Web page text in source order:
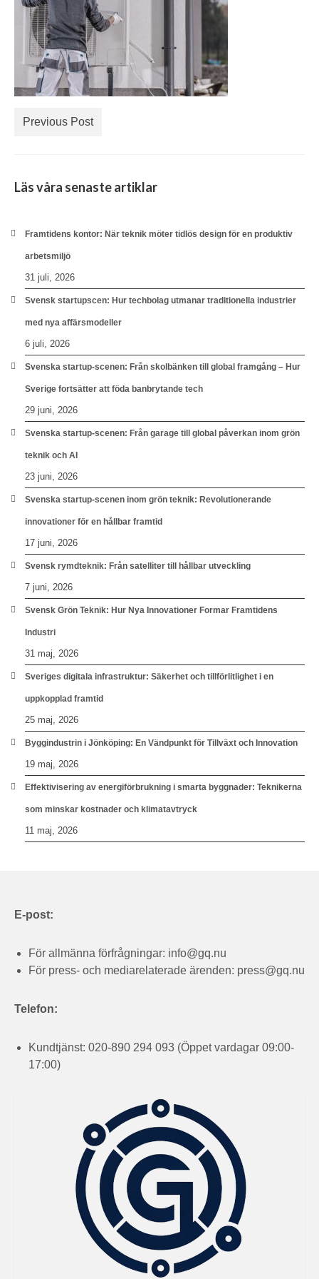
Previous Post
Läs våra senaste artiklar
Framtidens kontor: När teknik möter tidlös design för en produktiv
arbetsmiljö
31 juli, 2026
Svensk startupscen: Hur techbolag utmanar traditionella industrier
med nya affärsmodeller
6 juli, 2026
Svenska startup-scenen: Från skolbänken till global framgång – Hur
Sverige fortsätter att föda banbrytande tech
29 juni, 2026
Svenska startup-scenen: Från garage till global påverkan inom grön
teknik och AI
23 juni, 2026
Svenska startup-scenen inom grön teknik: Revolutionerande
innovationer för en hållbar framtid
17 juni, 2026
Svensk rymdteknik: Från satelliter till hållbar utveckling
7 juni, 2026
Svensk Grön Teknik: Hur Nya Innovationer Formar Framtidens
Industri
31 maj, 2026
Sveriges digitala infrastruktur: Säkerhet och tillförlitlighet i en
uppkopplad framtid
25 maj, 2026
Byggindustrin i Jönköping: En Vändpunkt för Tillväxt och Innovation
19 maj, 2026
Effektivisering av energiförbrukning i smarta byggnader: Teknikerna
som minskar kostnader och klimatavtryck
11 maj, 2026
E-post:
För allmänna förfrågningar: info@gq.nu
För press- och mediarelaterade ärenden: press@gq.nu
Telefon:
Kundtjänst: 020-890 294 093 (Öppet vardagar 09:00-
17:00)